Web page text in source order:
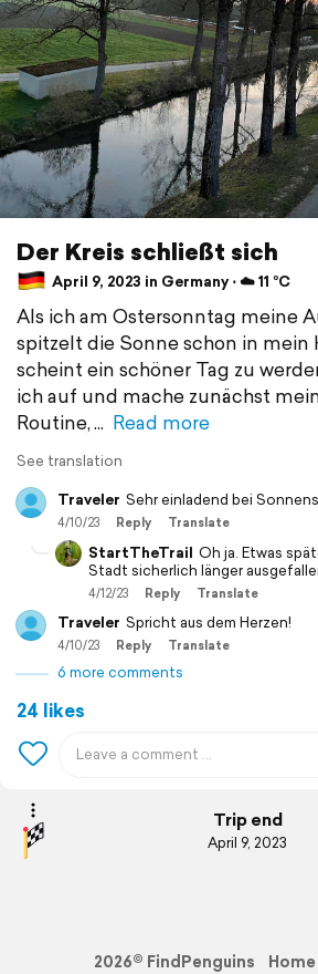
Der Kreis schließt sich
April 9, 2023 in Germany ⋅ ☁️ 11 °C
Als ich am Ostersonntag meine
spitzelt die Sonne schon in mein
scheint ein schöner Tag zu
ich auf und mache zunächst
Routine,
Read more
See translation
Traveler Sehr einladend bei
4/10/23 Reply Translate
StartTheTrail Oh ja. Etwas
Stadt sicherlich länger
4/12/23 Reply Translate
Traveler Spricht aus dem Herzen!
4/10/23 Reply Translate
6 more comments
24 likes
Trip end
April 9, 2023
2026© FindPenguins Home